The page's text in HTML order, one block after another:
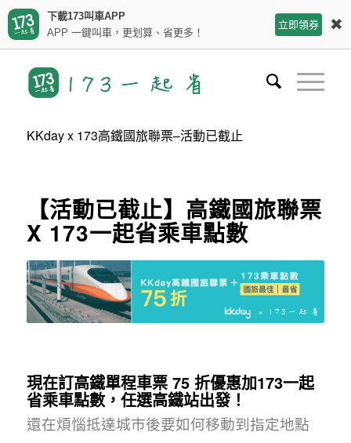
下載173叫車APP
APP 一鍵叫車，更划算、省更多！
立即領券 ✖
KKday x 173高鐵國旅聯票–活動已截止
【活動已截止】高鐵國旅聯票
X 173一起省乘車點數
現在訂高鐵單程車票 75 折優惠加173一起
省乘車點數，任選高鐵站出發！
還在煩惱抵達城市後要如何移動到指定地點